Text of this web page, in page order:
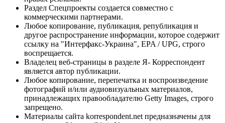
Раздел Спецпроекты создается совместно с
коммерческими партнерами.
Любое копирование, публикация, републикация и
другое распространение информации, которое содержит
ссылку на "Интерфакс-Украина", EPA / UPG, строго
воспрещается.
Владелец веб-страницы в разделе Я- Корреспондент
является автор публикации.
Любое копирование, перепечатка и воспроизведение
фотографий и/или аудиовизуальных материалов,
принадлежащих правообладателю Getty Images, строго
запрещено.
Материалы сайта korrespondent.net предназначены для